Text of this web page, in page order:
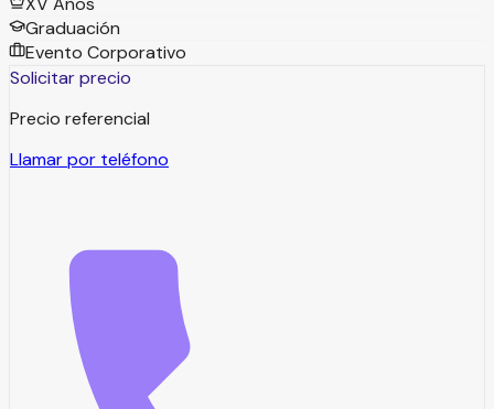
Graduación
Evento Corporativo
Solicitar precio
Precio referencial
Llamar por teléfono